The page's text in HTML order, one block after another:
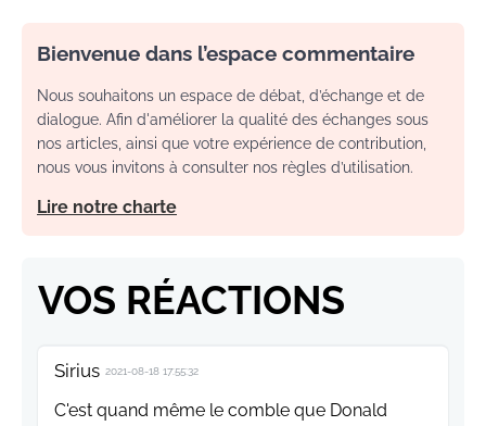
Bienvenue dans l’espace commentaire
Nous souhaitons un espace de débat, d’échange et de
dialogue. Afin d'améliorer la qualité des échanges sous
nos articles, ainsi que votre expérience de contribution,
nous vous invitons à consulter nos règles d’utilisation.
Lire notre charte
VOS RÉACTIONS
Sirius 2021-08-18 17:55:32
C'est quand même le comble que Donald